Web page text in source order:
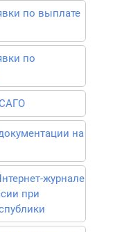
по выплате
по
на
журнале
при